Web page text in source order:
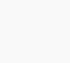
l’objet
est
9h à